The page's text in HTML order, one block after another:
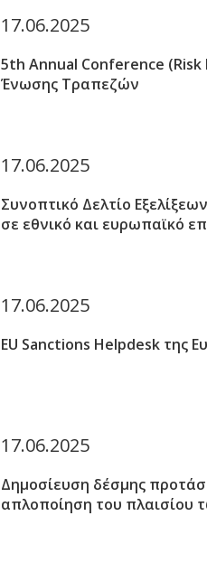
17.06.2025
5th Annual Conference (Risk
Ένωσης Τραπεζών
17.06.2025
Συνοπτικό Δελτίο
σε εθνικό και ευρωπαϊκό
17.06.2025
EU Sanctions Helpdesk της
17.06.2025
Δημοσίευση δέσμης
απλοποίηση του πλαισίου